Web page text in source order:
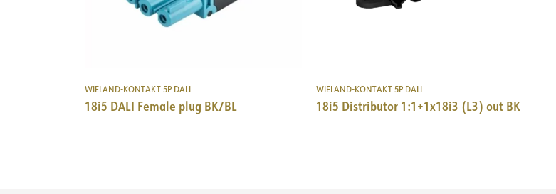
WIELAND-KONTAKT 5P DALI
18i5 DALI Female plug BK/BL
WIELAND-KONTAKT 5P DALI
18i5 Distributor 1:1+1x18i3 (L3) out BK